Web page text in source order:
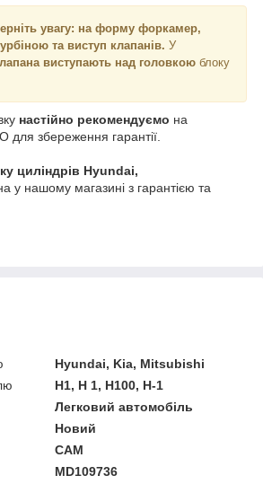
увагу: на форму форкамер,
та виступ клапанів. У
виступають над головкою блоку
настійно рекомендуємо на
для збереження гарантії.
циліндрів Hyundai,
у нашому магазині з гарантією та
Hyundai, Kia, Mitsubishi
H1, H 1, H100, H-1
Легковий автомобіль
Новий
CAM
MD109736